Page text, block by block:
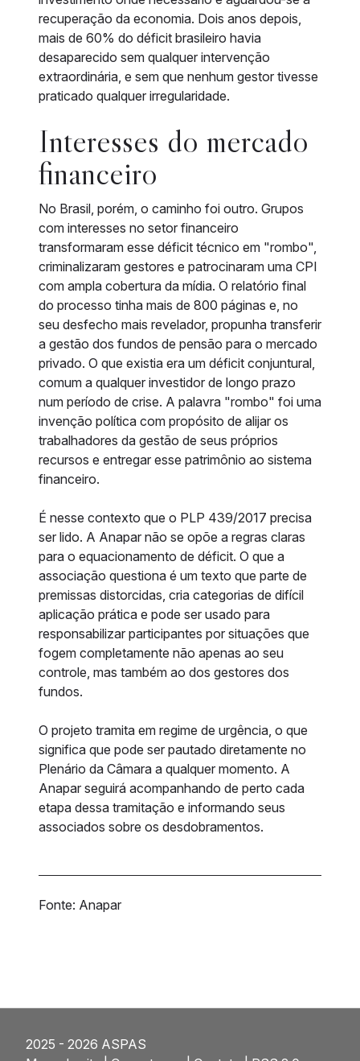
recuperação da economia. Dois anos depois,
mais de 60% do déficit brasileiro havia
desaparecido sem qualquer intervenção
extraordinária, e sem que nenhum gestor tivesse
praticado qualquer irregularidade.
Interesses do mercado
financeiro
No Brasil, porém, o caminho foi outro. Grupos
com interesses no setor financeiro
transformaram esse déficit técnico em "rombo",
criminalizaram gestores e patrocinaram uma CPI
com ampla cobertura da mídia. O relatório final
do processo tinha mais de 800 páginas e, no
seu desfecho mais revelador, propunha transferir
a gestão dos fundos de pensão para o mercado
privado. O que existia era um déficit conjuntural,
comum a qualquer investidor de longo prazo
num período de crise. A palavra "rombo" foi uma
invenção política com propósito de alijar os
trabalhadores da gestão de seus próprios
recursos e entregar esse patrimônio ao sistema
financeiro.
É nesse contexto que o PLP 439/2017 precisa
ser lido. A Anapar não se opõe a regras claras
para o equacionamento de déficit. O que a
associação questiona é um texto que parte de
premissas distorcidas, cria categorias de difícil
aplicação prática e pode ser usado para
responsabilizar participantes por situações que
fogem completamente não apenas ao seu
controle, mas também ao dos gestores dos
fundos.
O projeto tramita em regime de urgência, o que
significa que pode ser pautado diretamente no
Plenário da Câmara a qualquer momento. A
Anapar seguirá acompanhando de perto cada
etapa dessa tramitação e informando seus
associados sobre os desdobramentos.
Fonte: Anapar
2025 - 2026 ASPAS